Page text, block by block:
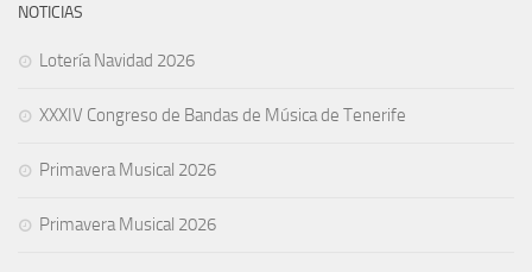
NOTICIAS
Lotería Navidad 2026
XXXIV Congreso de Bandas de Música de Tenerife
Primavera Musical 2026
Primavera Musical 2026